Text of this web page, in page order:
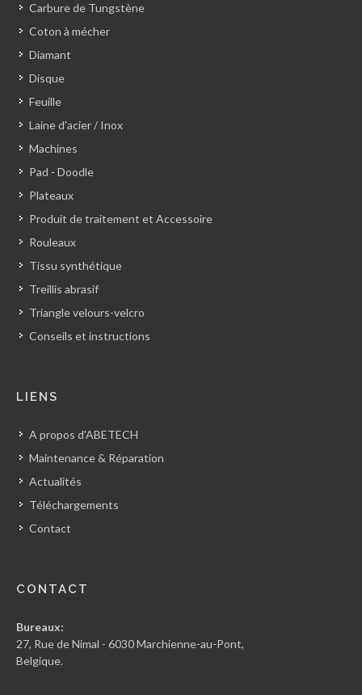
Carbure de Tungstène
Coton à mécher
Diamant
Disque
Feuille
Laine d'acier / Inox
Machines
Pad - Doodle
Plateaux
Produit de traitement et Accessoire
Rouleaux
Tissu synthétique
Treillis abrasif
Triangle velours-velcro
Conseils et instructions
LIENS
A propos d'ABETECH
Maintenance & Réparation
Actualités
Téléchargements
Contact
CONTACT
Bureaux:
27, Rue de Nimal - 6030 Marchienne-au-Pont,
Belgique.